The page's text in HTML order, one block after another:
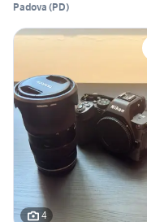
Padova (PD)
4